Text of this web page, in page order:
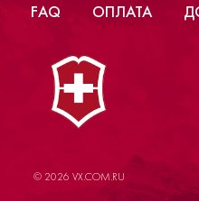
FAQ ОПЛАТА
© 2026 VX.COM.RU